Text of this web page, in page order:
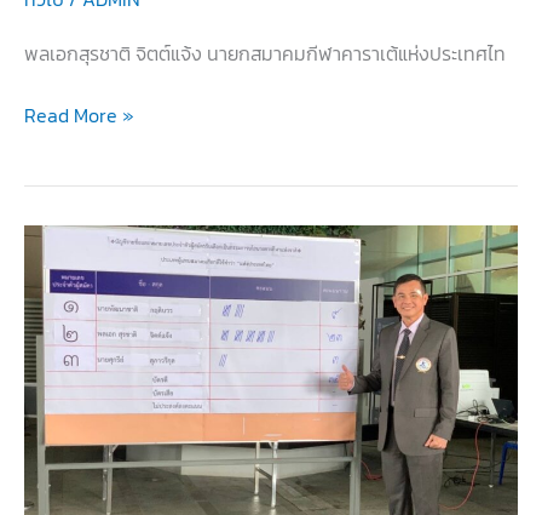
พลเอกสุรชาติ จิตต์แจ้ง นายกสมาคมกีฬาคาราเต้แห่งประเทศไท
นายก
ได้
โล่
รางวัล
บุคคล
ดี
เด่น
2565
Read More »